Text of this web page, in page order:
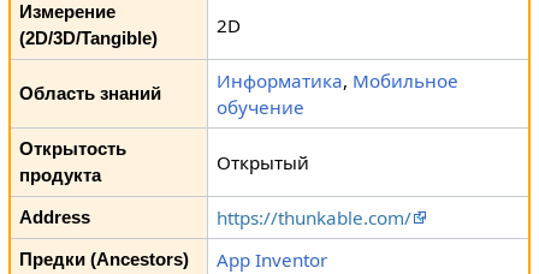
Измерение
(2D/3D/Tangible)
2D
Область знаний
Информатика, Мобильное
обучение
Открытость
продукта
Открытый
Address https://thunkable.com/
Предки (Ancestors) App Inventor